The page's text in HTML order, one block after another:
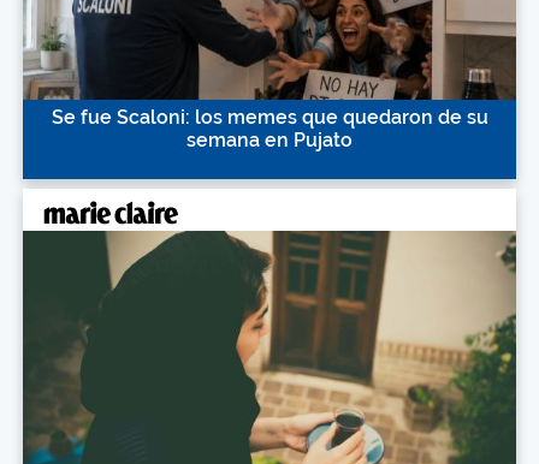
Se fue Scaloni: los memes que quedaron de su
semana en Pujato